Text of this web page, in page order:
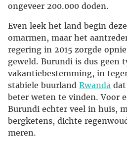
ongeveer 200.000 doden.
Even leek het land begin
omarmen, maar het
regering in 2015 zorgde
geweld. Burundi is dus geen
vakantiebestemming, in
stabiele buurland Rwanda
beter weten te vinden. Voor
Burundi echter veel in huis,
bergketens, dichte
meren.